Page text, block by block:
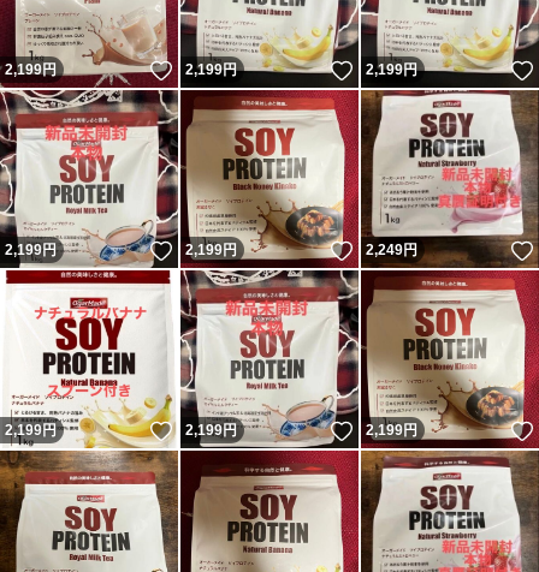
2,199円 いいね！
2,199円 いいね！
2,199円
2,199円 いいね！
2,199円 いいね！
2,249円
2,199円 いいね！
2,199円 いいね！
2,199円